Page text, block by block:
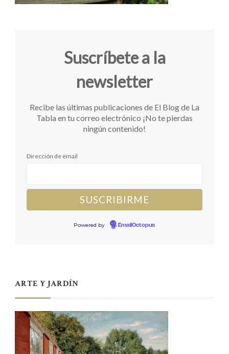
Suscríbete a la
newsletter
Recibe las últimas publicaciones de El Blog de La
Tabla en tu correo electrónico ¡No te pierdas
ningún contenido!
Dirección de email
Powered by EmailOctopus
ARTE Y JARDÍN